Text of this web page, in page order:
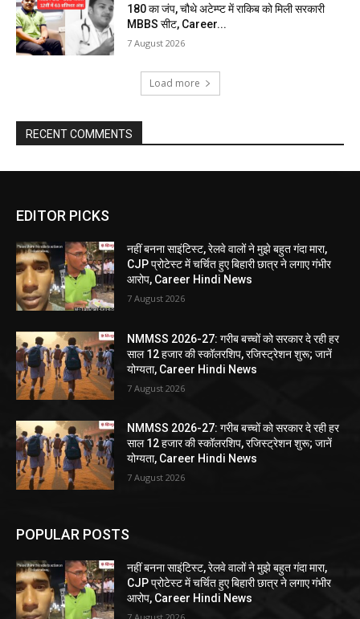
180 का जंप, चौथे अटेम्प्ट में राकिब को मिली सरकारी
MBBS सीट, Career...
7 August 2026
Load more
RECENT COMMENTS
EDITOR PICKS
नहीं बनना साइंटिस्ट, रेलवे वालों ने मुझे बहुत गंदा मारा,
CJP प्रोटेस्ट में चर्चित हुए बिहारी छात्र ने लगाए गंभीर
आरोप, Career Hindi News
7 August 2026
NMMSS 2026-27: गरीब बच्चों को सरकार दे रही हर
साल 12 हजार की स्कॉलरशिप, रजिस्ट्रेशन शुरू; जानें
योग्यता, Career Hindi News
7 August 2026
NMMSS 2026-27: गरीब बच्चों को सरकार दे रही हर
साल 12 हजार की स्कॉलरशिप, रजिस्ट्रेशन शुरू; जानें
योग्यता, Career Hindi News
7 August 2026
POPULAR POSTS
नहीं बनना साइंटिस्ट, रेलवे वालों ने मुझे बहुत गंदा मारा,
CJP प्रोटेस्ट में चर्चित हुए बिहारी छात्र ने लगाए गंभीर
आरोप, Career Hindi News